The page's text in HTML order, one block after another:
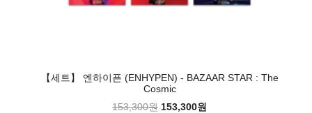
【세트】 엔하이픈 (ENHYPEN) - BAZAAR STAR : The
Cosmic
153,300원 153,300원